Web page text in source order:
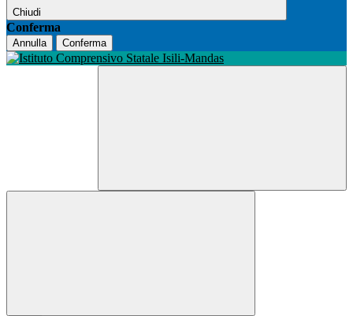
Chiudi
Conferma
Annulla Conferma